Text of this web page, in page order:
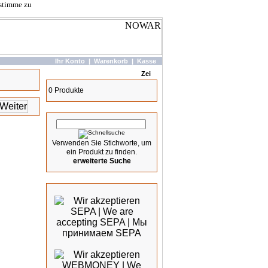
zu
Ihr Konto | Warenkorb | Kasse
0 Produkte
Verwenden Sie Stichworte, um
ein Produkt zu finden.
erweiterte Suche